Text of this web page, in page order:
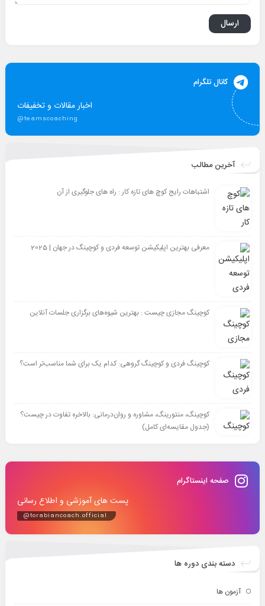
کانال تلگرام
اخبار مقالات و تخفیفات
@teamscoaching
آخرین مطالب
اشتباهات رایج کوچ های تازه کار : راه های جلوگیری از آن
معرفی بهترین اپلیکیشن توسعه فردی و کوچینگ در جهان | 2025
کوچینگ مجازی چیست : بهترین شیوه‌های برگزاری جلسات آنلاین
کوچینگ فردی و کوچینگ گروهی: کدام یک برای شما مناسب‌تر است؟
کوچینگ، منتورینگ، مشاوره و روان‌درمانی: بالاخره تفاوت در چیست؟
(جدول مقایسه‌ای کامل)
صفحه اینستاگرام
پست های آموزشی و اطلاع رسانی
@torabiancoach.official
دسته بندی دوره ها
آزمون ها